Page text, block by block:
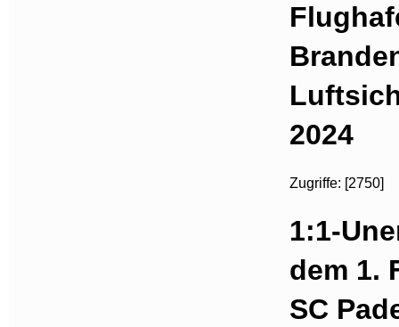
2024
Zugriffe: [2750]
1:1-
dem 1.
SC